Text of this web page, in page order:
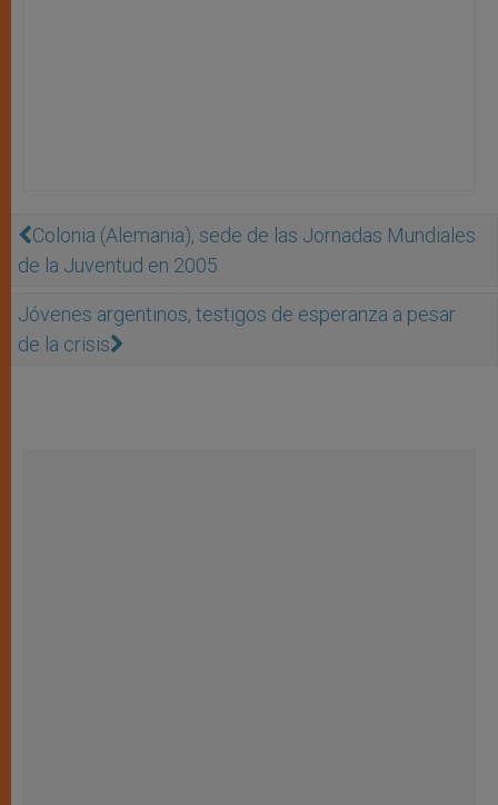
Colonia (Alemania), sede de las Jornadas Mundiales
de la Juventud en 2005
Jóvenes argentinos, testigos de esperanza a pesar
de la crisis